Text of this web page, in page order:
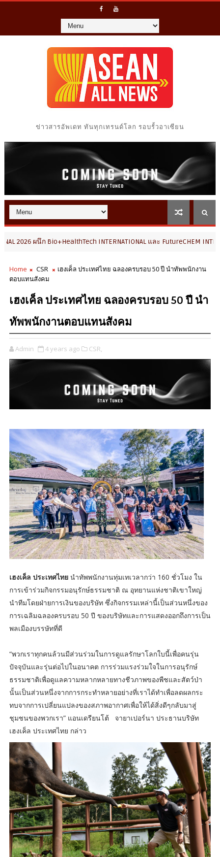
ข่าวสารอัพเดท ทันทุกเทรนด์โลก รอบรั้วอาเซียน
ผนึก Bio+HealthTech INTERNATIONAL และ FutureCHEM
Home CSR
เฮงเค็ล ประเทศไทย ฉลองครบรอบ 50 ปี นำทัพพนักงาน
ตอบแทนสังคม
เฮงเค็ล ประเทศไทย ฉลองครบรอบ 50 ปี นำ
ทัพพนักงานตอบแทนสังคม
Admin 4 years ago CSR,
เฮงเค็ล ประเทศไทย นำทัพพนักงานทุ่มเทเวลากว่า 160 ชั่วโมง ใน
การเข้าร่วมกิจกรรมอนุรักษ์ธรรมชาติ ณ อุทยานแห่งชาติเขาใหญ่
นำทีมโดยฝ่ายการเงินของบริษัท ซึ่งกิจกรรมเหล่านี้เป็นส่วนหนึ่งของ
การเฉลิมฉลองครบรอบ 50 ปี ของบริษัทและการแสดงออกถึงการเป็น
พลเมืองบรรษัทที่ดี
“พวกเราทุกคนล้วนมีส่วนร่วมในการดูแลรักษาโลกใบนี้เพื่อคนรุ่น
ปัจจุบันและรุ่นต่อไปในอนาคต การร่วมแรงร่วมใจในการอนุรักษ์
ธรรมชาติเพื่อดูแลความหลากหลายทางชีวภาพของพืชและสัตว์ป่า
นั้นเป็นส่วนหนึ่งจากการกระทำหลายอย่างที่เราได้ทำเพื่อลดผลกระ
ทบจากการเปลี่ยนแปลงของสภาพอากาศเพื่อให้ได้สิ่งดีๆกลับมาสู่
ชุมชนของพวกเรา” แอนเดรียนโต้ จายาเปอร์นา ประธานบริษัท
เฮงเค็ล ประเทศไทย กล่าว